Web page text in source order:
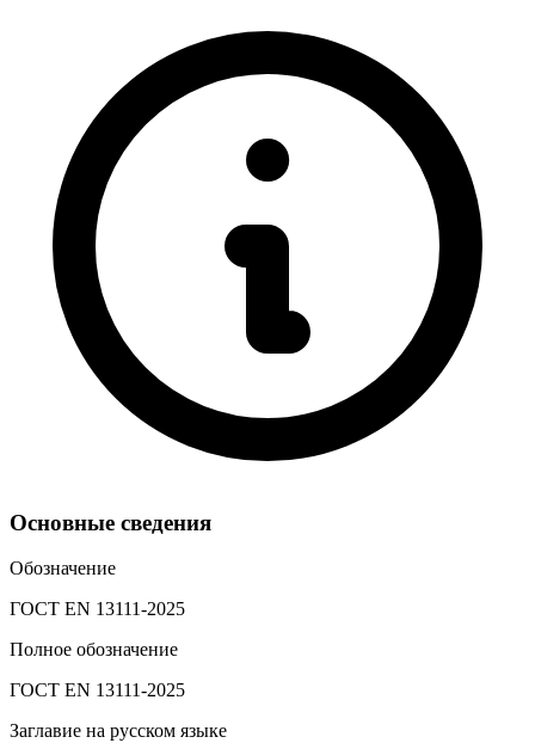
Основные сведения
Обозначение
ГОСТ EN 13111-2025
Полное обозначение
ГОСТ EN 13111-2025
Заглавие на русском языке